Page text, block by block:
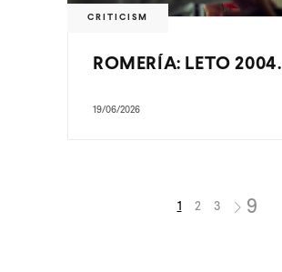
CRITICISM
ROMERÍA: LETO 2004.
19/06/2026
1 2 3